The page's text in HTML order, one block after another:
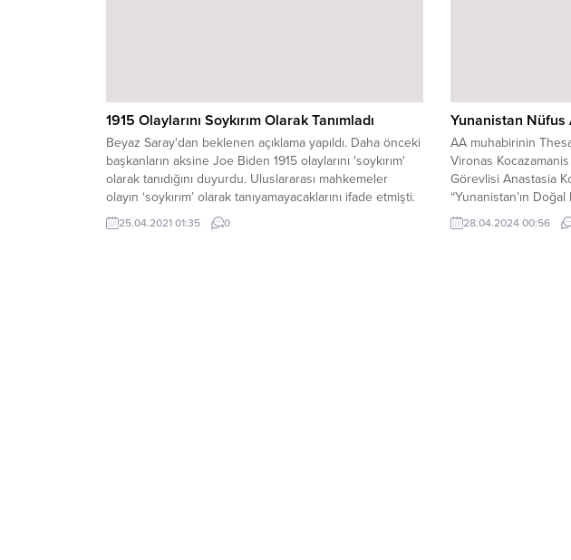
1915 Olaylarını Soykırım Olarak Tanımladı
Beyaz Saray'dan beklenen açıklama yapıldı. Daha önceki
başkanların aksine Joe Biden 1915 olaylarını 'soykırım'
olarak tanıdığını duyurdu. Uluslararası mahkemeler
olayın ‘soykırım’ olarak tanıyamayacaklarını ifade etmişti.
ÇAVUŞOĞLU’NDAN TEPKİBiden’ın açıklamasının
ardından sosyal medya hesabından paylaşım yapan
25.04.2021 01:35 0
Yunanistan Nüfus
AA muhabirinin
Vironas
Görevlisi Anastasia
“Yunanistan’ın Doğal
(2009-2020)”
göre, 2010’dan beri
28.04.2024 00:56